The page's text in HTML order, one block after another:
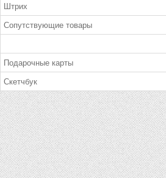
Штрих
Сопутствующие товары
Подарочные карты
Скетчбук